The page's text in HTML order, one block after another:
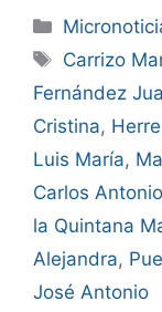
Carrizo
Fernández
Cristina,
Luis María,
Carlos Antonio
la Quintana
Alejandra,
José Antonio